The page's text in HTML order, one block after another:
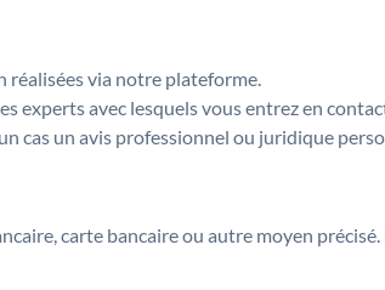
réalisées via notre plateforme.
experts avec lesquels vous entrez en
cas un avis professionnel ou juridique
carte bancaire ou autre moyen